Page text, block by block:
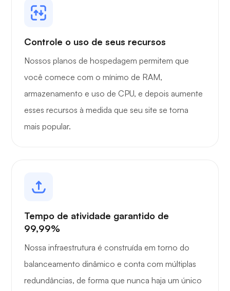
Controle o uso de seus recursos
Nossos planos de hospedagem permitem que
você comece com o mínimo de RAM,
armazenamento e uso de CPU, e depois aumente
esses recursos à medida que seu site se torna
mais popular.
Tempo de atividade garantido de
99,99%
Nossa infraestrutura é construída em torno do
balanceamento dinâmico e conta com múltiplas
redundâncias, de forma que nunca haja um único